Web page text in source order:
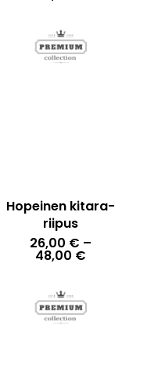
Hopeinen kitara-
riipus
26,00 € –
48,00 €